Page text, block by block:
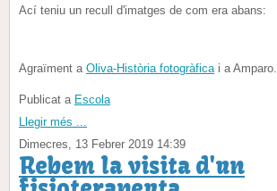
Ací teniu un recull d'imatges de com era abans:
Agraïment a Oliva-Història fotogràficai a Amparo.
Publicat a Escola
Llegir més ...
Dimecres, 13 Febrer 2019 14:39
Rebem la visita d'un